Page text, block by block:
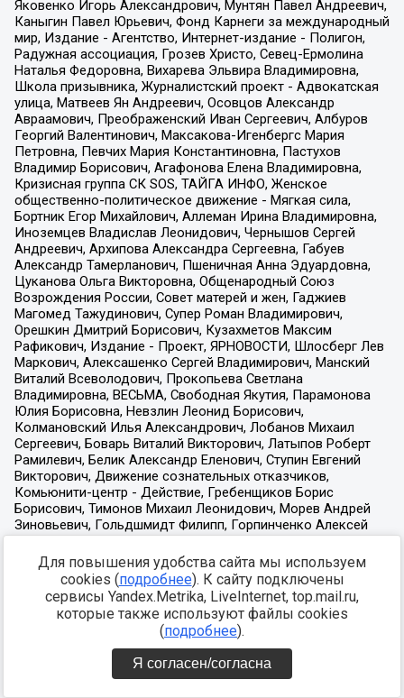
Для повышения удобства сайта мы используем
cookies (подробнее). К сайту подключены
сервисы Yandex.Metrika, LiveInternet, top.mail.ru,
которые также используют файлы cookies
(подробнее).
Я согласен/согласна